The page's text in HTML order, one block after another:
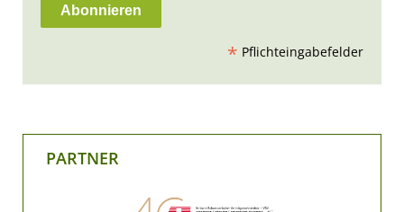
* Pflichteingabefelder
PARTNER